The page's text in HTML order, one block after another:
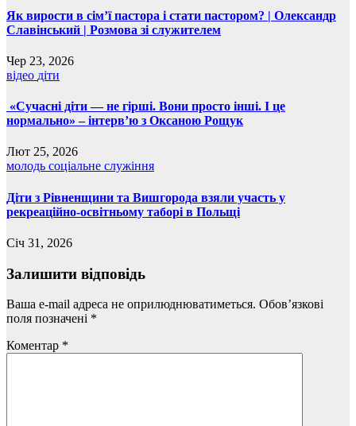
Як вирости в сім’ї пастора і стати пастором? | Олександр
Славінський | Розмова зі служителем
Чер 23, 2026
відео діти
«Сучасні діти — не гірші. Вони просто інші. І це
нормально» – інтерв’ю з Оксаною Рощук
Лют 25, 2026
молодь соціальне служіння
Діти з Рівненщини та Вишгорода взяли участь у
рекреаційно-освітньому таборі в Польщі
Січ 31, 2026
Залишити відповідь
Ваша e-mail адреса не оприлюднюватиметься. Обов’язкові
поля позначені *
Коментар *